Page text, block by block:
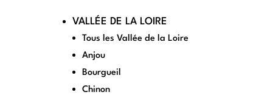
VALLÉE DE LA LOIRE
Tous les Vallée de la Loire
Anjou
Bourgueil
Chinon